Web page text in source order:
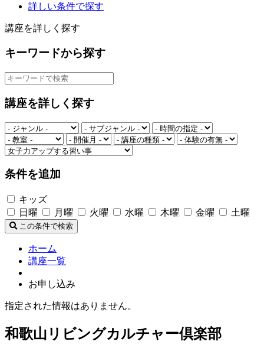
詳しい条件で探す
講座を詳しく探す
キーワードから探す
講座を詳しく探す
条件を追加
キッズ
日曜
月曜 火曜 水曜 木曜 金曜 土曜
この条件で検索
ホーム
講座一覧
お申し込み
指定された情報はありません。
和歌山リビングカルチャー倶楽部